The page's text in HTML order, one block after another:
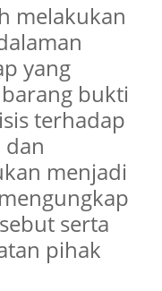
melakukan
yang
bukti
terhadap
menjadi
serta
pihak